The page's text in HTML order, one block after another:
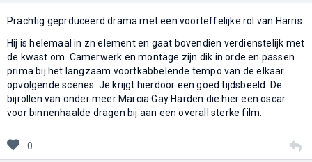
Prachtig geprduceerd drama met een voorteffelijke rol van Harris.
Hij is helemaal in zn element en gaat bovendien verdienstelijk met
de kwast om. Camerwerk en montage zijn dik in orde en passen
prima bij het langzaam voortkabbelende tempo van de elkaar
opvolgende scenes. Je krijgt hierdoor een goed tijdsbeeld. De
bijrollen van onder meer Marcia Gay Harden die hier een oscar
voor binnenhaalde dragen bij aan een overall sterke film.
0